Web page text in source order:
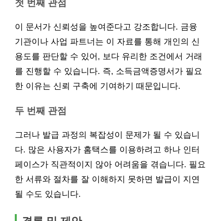
첫 번째 관점
이 문서가 신뢰성을 높여준다고 강조합니다. 금융
기관이나 사업 파트너는 이 자료를 통해 개인의 신
용도를 판단할 수 있어, 보다 유리한 조건에서 거래
를 진행할 수 있습니다. 즉, 소득금액증명서가 필요
한 이유는 신뢰 구축에 기여하기 때문입니다.
두 번째 관점
그러나 발급 과정의 복잡성이 문제가 될 수 있습니
다. 많은 사용자가 홈택스를 이용하려고 하나 인터
페이스가 직관적이지 않아 어려움을 겪습니다. 필요
한 서류와 절차를 잘 이해하지 못하면 발급이 지연
될 수도 있습니다.